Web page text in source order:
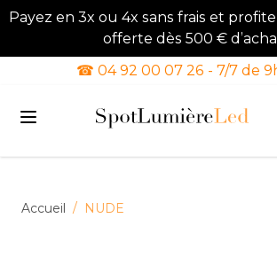
Payez en 3x ou 4x sans frais et
offerte dès 500 €
☎ 04 92 00 07 26 - 7/7 de
Accueil / NUDE